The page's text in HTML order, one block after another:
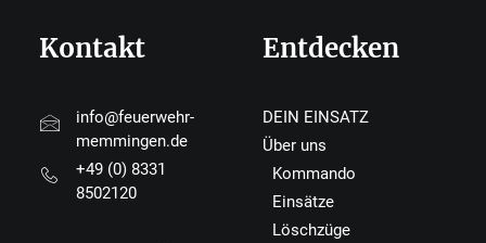
Kontakt
info@feuerwehr-
memmingen.de
+49 (0) 8331
8502120
Entdecken
DEIN EINSATZ
Über uns
Kommando
Einsätze
Löschzüge